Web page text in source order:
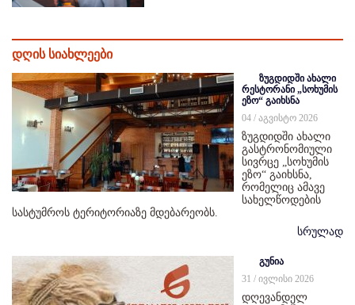
დღის სიახლეები
ზუგდიდში ახალი
რესტორანი „სოხუმის
ეზო“ გაიხსნა
04 / აგვისტო 2026
ზუგდიდში ახალი
გასტრონომიული
სივრცე „სოხუმის
ეზო“ გაიხსნა,
რომელიც ამავე
სახელწოდების
სასტუმროს ტერიტორიაზე მდებარეობს.
სრულად
გუნია
31 / ივლისი 2026
დღევანდელ